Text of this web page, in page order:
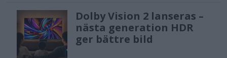
Dolby Vision 2 lanseras –
nästa generation HDR
ger bättre bild